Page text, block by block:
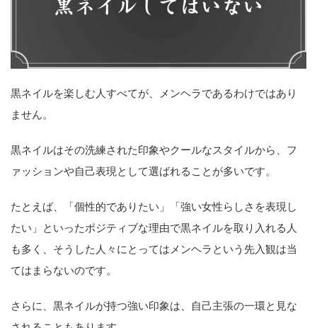
黒ネイルを楽しむ人すべてが、メンヘラであるわけではあり
ません。
黒ネイルはその洗練された印象やクールなスタイルから、フ
ァッションや自己表現として選ばれることが多いです。
たとえば、「個性的でありたい」「強い女性らしさを表現し
たい」といったポジティブな理由で黒ネイルを取り入れる人
も多く、そうした人々にとってはメンヘラという先入観は当
てはまらないのです。
さらに、黒ネイルが持つ強い印象は、自己主張の一環と見な